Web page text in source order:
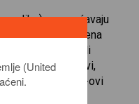
razlike) omogućavaju
rastu ili padu cijena
se brzo kreću ili
indeksi, ETF-ovi,
obveznice. CFD-ovi
i stvarno
(United